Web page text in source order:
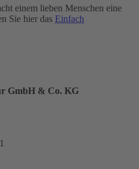
einem lieben Menschen eine
Sie hier das Einfach
GmbH & Co. KG